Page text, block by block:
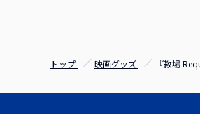
トップ 映画グッズ 『教場